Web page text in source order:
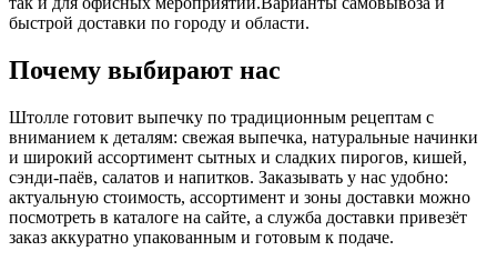
быстрой доставки по городу и области.
Почему выбирают нас
Штолле готовит выпечку по традиционным рецептам с
вниманием к деталям: свежая выпечка, натуральные начинки
и широкий ассортимент сытных и сладких пирогов, кишей,
сэнди-паёв, салатов и напитков. Заказывать у нас удобно:
актуальную стоимость, ассортимент и зоны доставки можно
посмотреть в каталоге на сайте, а служба доставки привезёт
заказ аккуратно упакованным и готовым к подаче.